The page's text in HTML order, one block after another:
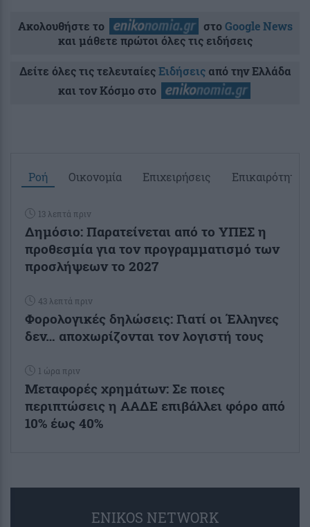
Ακολουθήστε το στοGoogle News
και μάθετε πρώτοι όλες τις ειδήσεις
Δείτε όλες τις τελευταίεςΕιδήσειςαπό την Ελλάδα
και τον Κόσμο στο
Ροή Οικονομία Επιχειρήσεις Επικαιρότητα
13 λεπτά πριν
Δημόσιο: Παρατείνεται από το ΥΠΕΣ η
προθεσμία για τον προγραμματισμό των
προσλήψεων το 2027
43 λεπτά πριν
Φορολογικές δηλώσεις: Γιατί οι Έλληνες
δεν… αποχωρίζονται τον λογιστή τους
1 ώρα πριν
Μεταφορές χρημάτων: Σε ποιες
περιπτώσεις η ΑΑΔΕ επιβάλλει φόρο από
10% έως 40%
ENIKOS NETWORK